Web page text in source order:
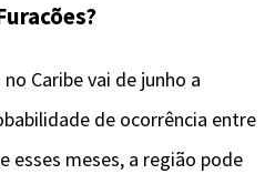
Caribe vai de junho a
de ocorrência entre
esses meses, a região pode